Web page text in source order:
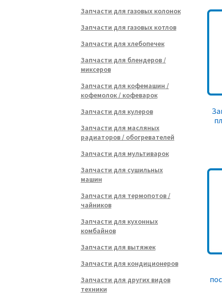
Запчасти для газовых колонок
Запчасти для газовых котлов
Запчасти для хлебопечек
Запчасти для блендеров /
миксеров
Запчасти для кофемашин /
кофемолок / кофеварок
Запчасти для кулеров
Запчасти для масляных
радиаторов / обогревателей
Запчасти для мультиварок
Запчасти для сушильных
машин
Запчасти для термопотов /
чайников
Запчасти для кухонных
комбайнов
Запчасти для вытяжек
Запчасти для кондиционеров
Запчасти для других видов
техники